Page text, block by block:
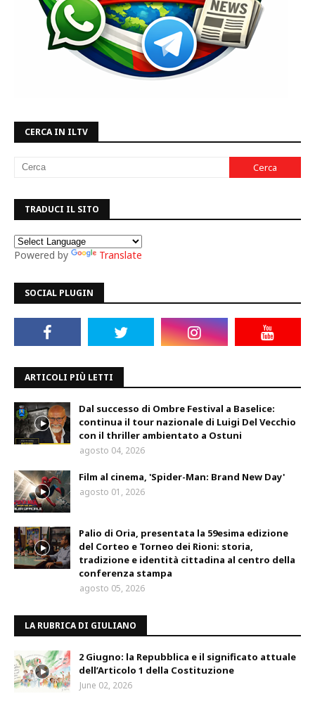
CERCA IN ILTV
TRADUCI IL SITO
Powered by Translate
SOCIAL PLUGIN
ARTICOLI PIÙ LETTI
Dal successo di Ombre Festival a Baselice:
continua il tour nazionale di Luigi Del Vecchio
con il thriller ambientato a Ostuni
agosto 04, 2026
Film al cinema, 'Spider-Man: Brand New Day'
agosto 01, 2026
Palio di Oria, presentata la 59esima edizione
del Corteo e Torneo dei Rioni: storia,
tradizione e identità cittadina al centro della
conferenza stampa
agosto 05, 2026
LA RUBRICA DI GIULIANO
2 Giugno: la Repubblica e il significato attuale
dell’Articolo 1 della Costituzione
June 02, 2026